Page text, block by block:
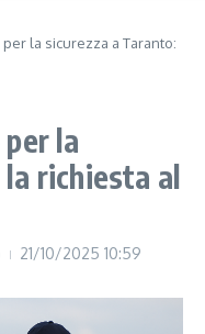
la sicurezza a Taranto:
la
richiesta al
21/10/2025 10:59